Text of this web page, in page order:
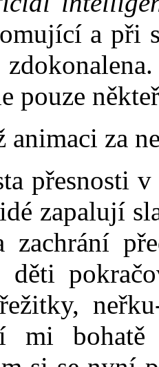
a při
pouze
za
přesnosti
zapalují
zachrání
děti
mi